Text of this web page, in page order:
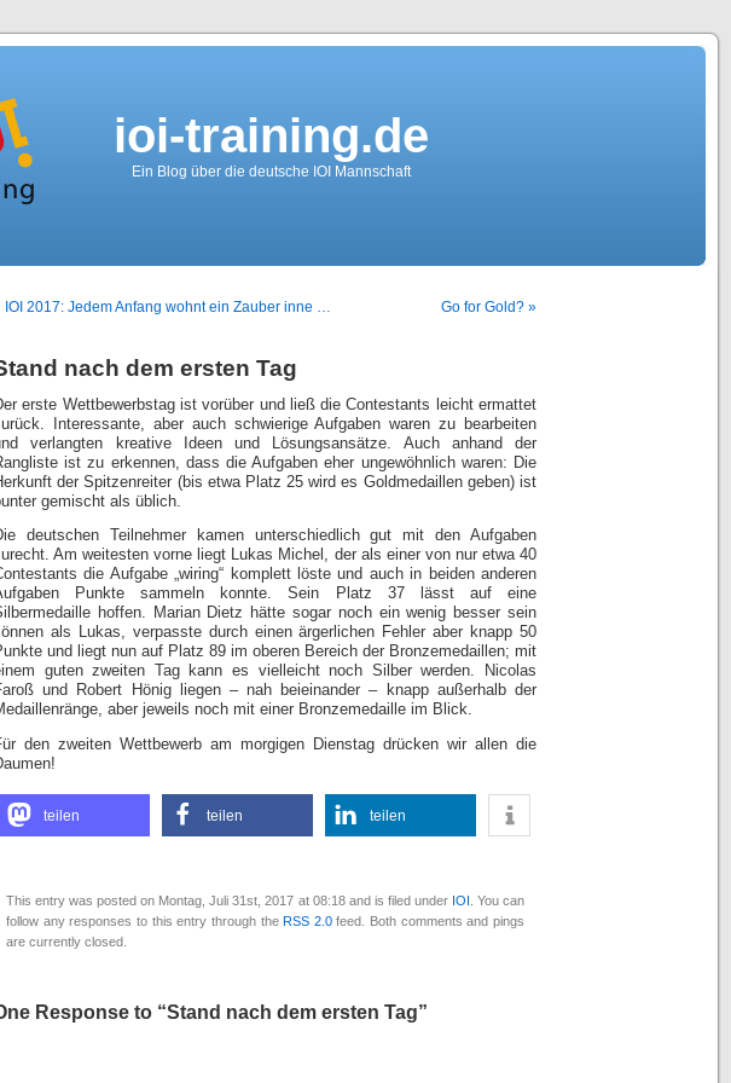
ioi-training.de
Ein Blog über die deutsche IOI Mannschaft
IOI 2017: Jedem Anfang wohnt ein Zauber inne … Go for Gold? »
nach dem ersten Tag
erste Wettbewerbstag ist vorüber und ließ die Contestants leicht ermattet
Interessante, aber auch schwierige Aufgaben waren zu bearbeiten
verlangten kreative Ideen und Lösungsansätze. Auch anhand der
ist zu erkennen, dass die Aufgaben eher ungewöhnlich waren: Die
der Spitzenreiter (bis etwa Platz 25 wird es Goldmedaillen geben) ist
gemischt als üblich.
deutschen Teilnehmer kamen unterschiedlich gut mit den Aufgaben
Am weitesten vorne liegt Lukas Michel, der als einer von nur etwa 40
die Aufgabe „wiring“ komplett löste und auch in beiden anderen
Punkte sammeln konnte. Sein Platz 37 lässt auf eine
hoffen. Marian Dietz hätte sogar noch ein wenig besser sein
als Lukas, verpasste durch einen ärgerlichen Fehler aber knapp 50
und liegt nun auf Platz 89 im oberen Bereich der Bronzemedaillen; mit
guten zweiten Tag kann es vielleicht noch Silber werden. Nicolas
und Robert Hönig liegen – nah beieinander – knapp außerhalb der
aber jeweils noch mit einer Bronzemedaille im Blick.
den zweiten Wettbewerb am morgigen Dienstag drücken wir allen die
teilen teilen teilen
This entry was posted on Montag, Juli 31st, 2017 at 08:18 and is filed under IOI
. You can
follow any responses to this entry through the RSS 2.0feed. Both comments and pings
are currently closed.
Response to “Stand nach dem ersten Tag”